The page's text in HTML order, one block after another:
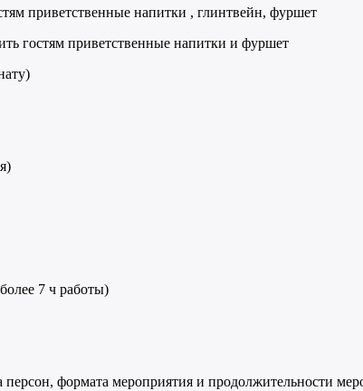
приветственные напитки , глинтвейн, фуршет
гостям приветственные напитки и фуршет
7 ч работы)
формата мероприятия и продолжительности